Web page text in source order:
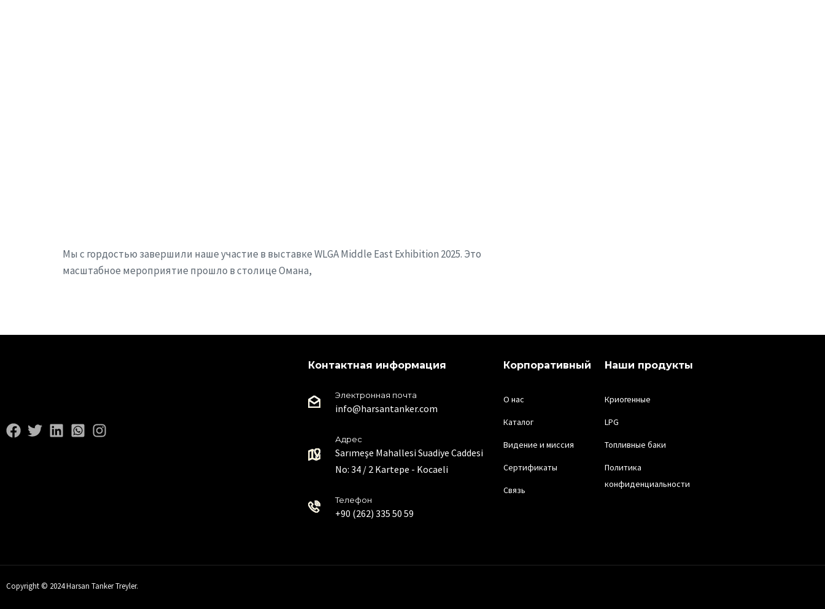
Мы с гордостью завершили наше участие в выставке WLGA Middle East Exhibition 2025. Это
масштабное мероприятие прошло в столице Омана,
Контактная информация
Электронная почта
info@harsantanker.com
Адрес
Sarımeşe Mahallesi Suadiye Caddesi
No: 34 / 2 Kartepe - Kocaeli
Телефон
+90 (262) 335 50 59
Корпоративный
О нас
Каталог
Видение и миссия
Сертификаты
Связь
Наши продукты
Криогенные
LPG
Топливные баки
Политика
конфиденциальности
Copyright © 2024 Harsan Tanker Treyler.